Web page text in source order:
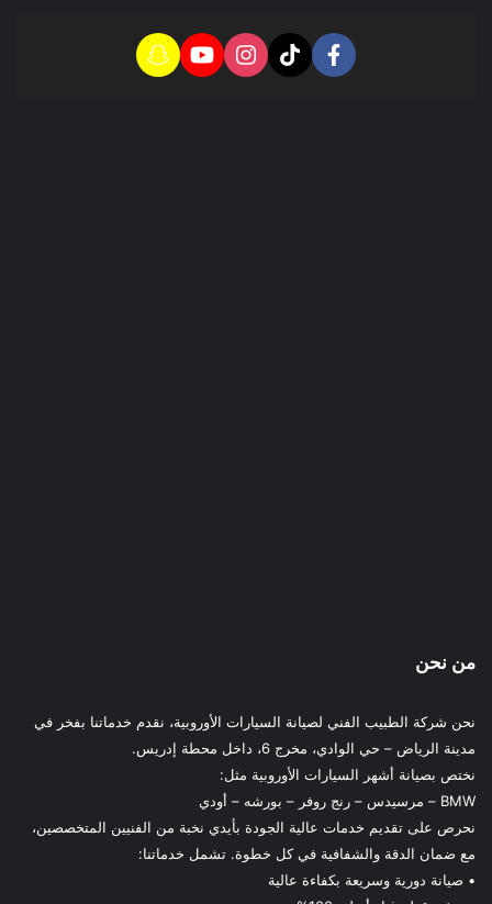
من نحن
نحن شركة الطبيب الفني لصيانة السيارات الأوروبية، نقدم خدماتنا بفخر في
مدينة الرياض – حي الوادي، مخرج 6، داخل محطة إدريس.
نختص بصيانة أشهر السيارات الأوروبية مثل:
BMW – مرسيدس – رنج روفر – بورشه – أودي
نحرص على تقديم خدمات عالية الجودة بأيدي نخبة من الفنيين المتخصصين،
مع ضمان الدقة والشفافية في كل خطوة. تشمل خدماتنا:
• صيانة دورية وسريعة بكفاءة عالية